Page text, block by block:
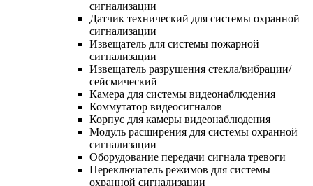
сигнализации
Датчик технический для системы охранной
сигнализации
Извещатель для системы пожарной
сигнализации
Извещатель разрушения стекла/вибрации/
сейсмический
Камера для системы видеонаблюдения
Коммутатор видеосигналов
Корпус для камеры видеонаблюдения
Модуль расширения для системы охранной
сигнализации
Оборудование передачи сигнала тревоги
Переключатель режимов для системы
охранной сигнализации